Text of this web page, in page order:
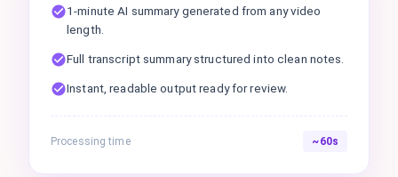
1-minute AI summary generated from any video
length.
Full transcript summary structured into clean notes.
Instant, readable output ready for review.
Processing time ~60s